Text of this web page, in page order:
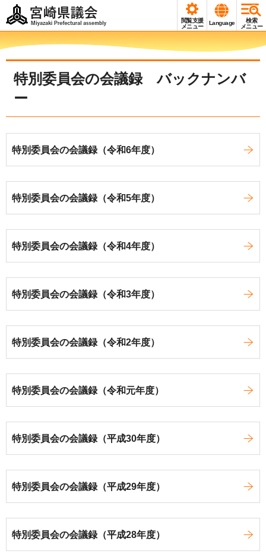
宮崎県議会
Miyazaki Prefectural
閲覧支援
メニュー
Language
検索
メニュー
特別委員会の会議録 バックナンバ
ー
特別委員会の会議録（令和6年度）
特別委員会の会議録（令和5年度）
特別委員会の会議録（令和4年度）
特別委員会の会議録（令和3年度）
特別委員会の会議録（令和2年度）
特別委員会の会議録（令和元年度）
特別委員会の会議録（平成30年度）
特別委員会の会議録（平成29年度）
特別委員会の会議録（平成28年度）